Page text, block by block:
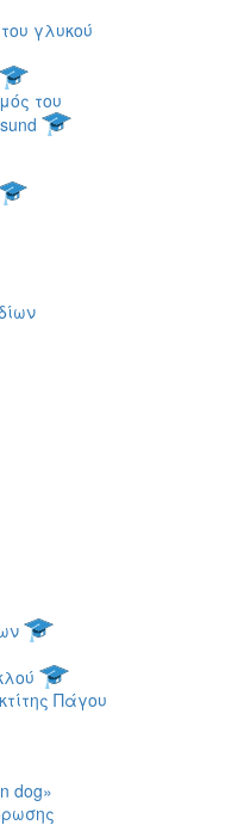
γλυκού
του
Πάγου
dog»